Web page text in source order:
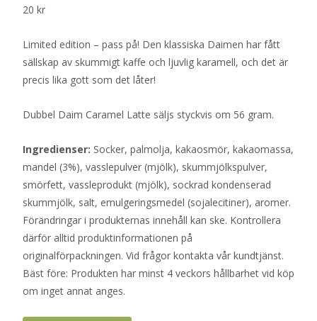
20 kr
Limited edition – pass på! Den klassiska Daimen har fått
sällskap av skummigt kaffe och ljuvlig karamell, och det är
precis lika gott som det låter!
Dubbel Daim Caramel Latte säljs styckvis om 56 gram.
Ingredienser: Socker, palmolja, kakaosmör, kakaomassa,
mandel (3%), vasslepulver (mjölk), skummjölkspulver,
smörfett, vassleprodukt (mjölk), sockrad kondenserad
skummjölk, salt, emulgeringsmedel (sojalecitiner), aromer.
Förändringar i produkternas innehåll kan ske. Kontrollera
därför alltid produktinformationen på
originalförpackningen. Vid frågor kontakta vår kundtjänst.
Bäst före: Produkten har minst 4 veckors hållbarhet vid köp
om inget annat anges.